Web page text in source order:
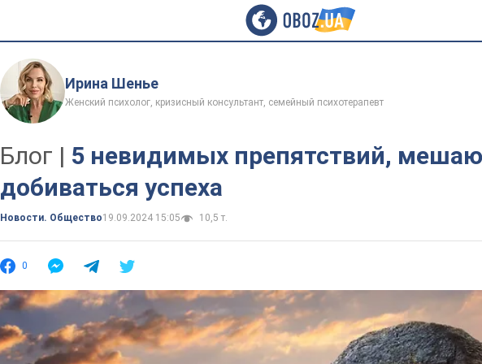
Ирина Шенье
Женский психолог, кризисный консультант, семейный психотерапевт
Блог | 5 невидимых препятствий,
добиваться успеха
Новости. Общество19.09.2024 15:05 10,5 т.
0